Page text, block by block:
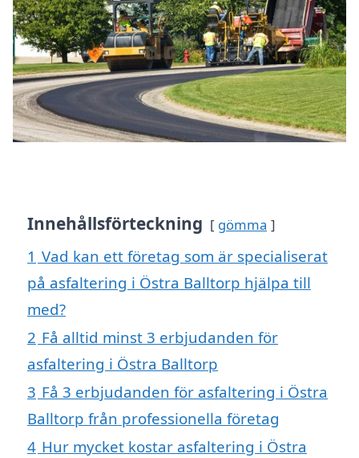
Innehållsförteckning gömma
1 Vad kan ett företag som är specialiserat
på asfaltering i Östra Balltorp hjälpa till
med?
2 Få alltid minst 3 erbjudanden för
asfaltering i Östra Balltorp
3 Få 3 erbjudanden för asfaltering i Östra
Balltorp från professionella företag
4 Hur mycket kostar asfaltering i Östra